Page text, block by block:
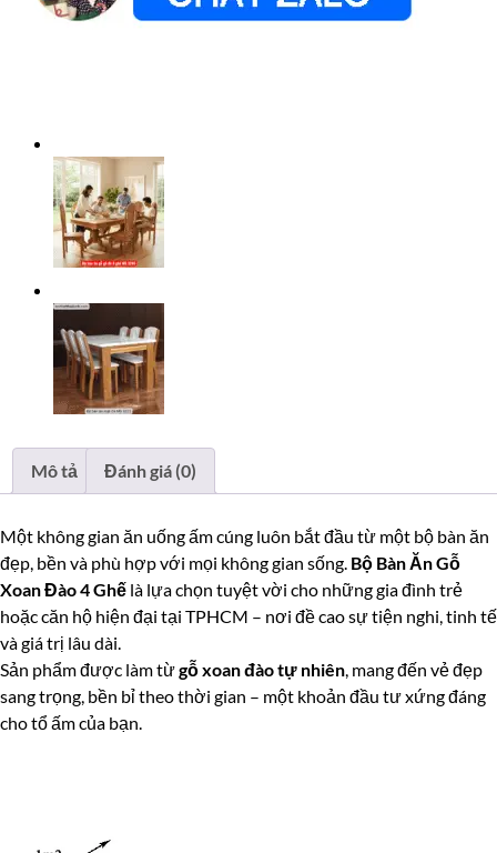
Mô tả Đánh giá (0)
Một không gian ăn uống ấm cúng luôn bắt đầu từ một bộ bàn ăn
đẹp, bền và phù hợp với mọi không gian sống. Bộ Bàn Ăn Gỗ
Xoan Đào 4 Ghế là lựa chọn tuyệt vời cho những gia đình trẻ
hoặc căn hộ hiện đại tại TPHCM – nơi đề cao sự tiện nghi, tinh tế
và giá trị lâu dài.
Sản phẩm được làm từgỗ xoan đào tự nhiên, mang đến vẻ đẹp
sang trọng, bền bỉ theo thời gian – một khoản đầu tư xứng đáng
cho tổ ấm của bạn.